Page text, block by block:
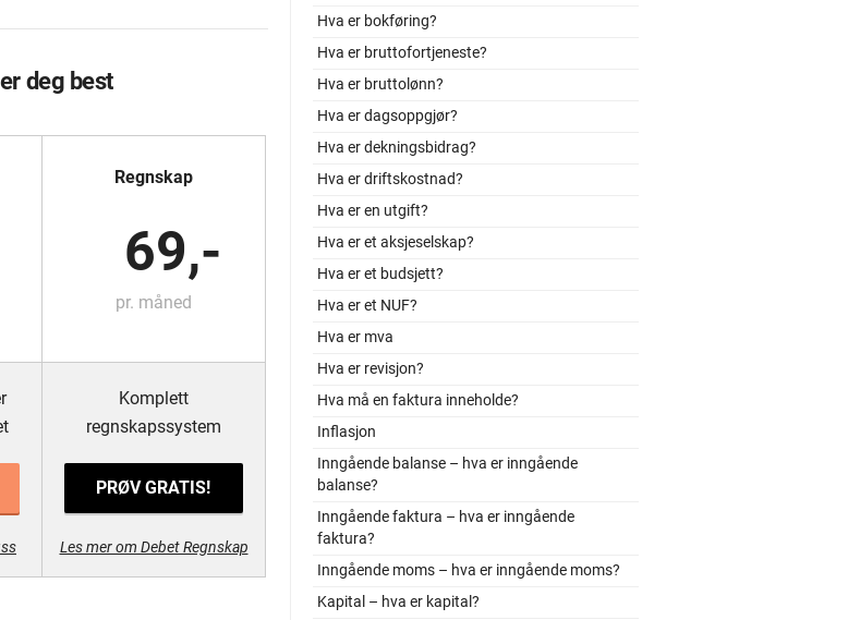
deg best
Regnskap
69,-
pr. måned
Komplett
regnskapssystem
PRØV GRATIS!
Les mer om Debet Regnskap
Hva er bokføring?
Hva er bruttofortjeneste?
Hva er bruttolønn?
Hva er dagsoppgjør?
Hva er dekningsbidrag?
Hva er driftskostnad?
Hva er en utgift?
Hva er et aksjeselskap?
Hva er et budsjett?
Hva er et NUF?
Hva er mva
Hva er revisjon?
Hva må en faktura inneholde?
Inflasjon
Inngående balanse – hva er inngående
balanse?
Inngående faktura – hva er inngående
faktura?
Inngående moms – hva er inngående moms?
Kapital – hva er kapital?